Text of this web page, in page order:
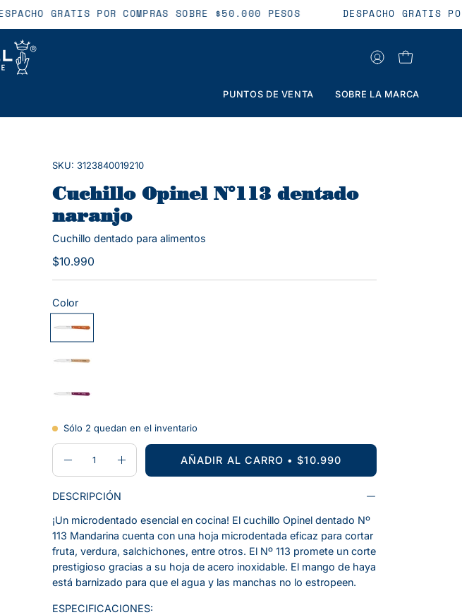
DESPACHO GRATIS POR COMPRAS SOBRE $50.000 PESOS DESPACHO GRATIS
MI
CARRO
PUNTOS DE VENTA SOBRE LA MARCA
SKU: 3123840019210
Cuchillo Opinel N°113 dentado
naranjo
Cuchillo dentado para alimentos
$10.990
Color
Sólo 2 quedan en el inventario
CANTIDAD
Cantidad
AÑADIR AL CARRO $10.990
DESCRIPCIÓN
¡Un microdentado esencial en cocina! El cuchillo Opinel dentado Nº
113 Mandarina cuenta con una hoja microdentada eficaz para cortar
fruta, verdura, salchichones, entre otros. El Nº 113 promete un corte
prestigioso gracias a su hoja de acero inoxidable. El mango de haya
está barnizado para que el agua y las manchas no lo estropeen.
ESPECIFICACIONES: